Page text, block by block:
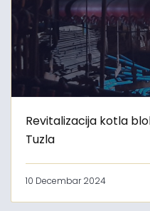
Revitalizacija kotla
Tuzla
10 Decembar 2024